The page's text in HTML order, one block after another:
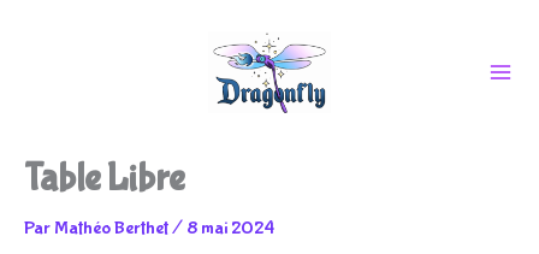
Table Libre
Par Mathéo Berthet/ 8 mai 2024